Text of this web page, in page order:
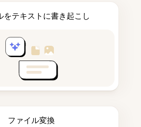
をテキストに書き起こし
ファイル変換